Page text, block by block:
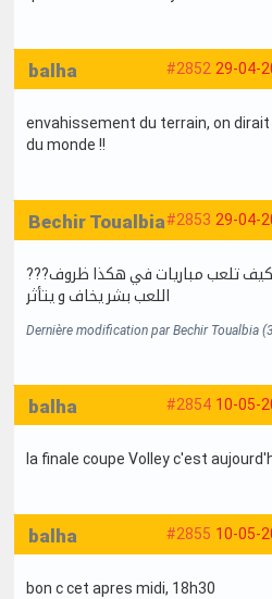
#2852 29-04-
balha
envahissement du terrain, on
du monde !!
#2853 29-04-
Bechir Toualbia
تلعب مباريات في هكذا ظروف
اللعب بشر يخاف و يتأثر
Dernière modification par Bechir Toualbia
#2854 10-05-
balha
la finale coupe Volley c'est
#2855 10-05-
balha
bon c cet apres midi, 18h30